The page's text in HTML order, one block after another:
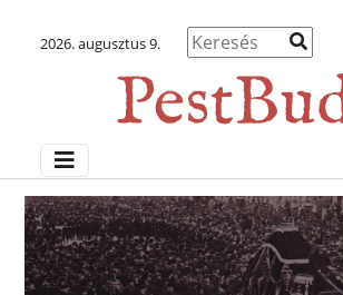
2026. augusztus 9.